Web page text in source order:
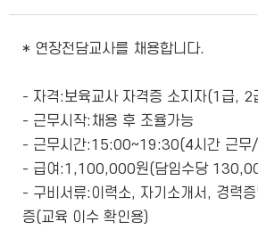
* 연장전담교사를 채용합니다.
- 자격:보육교사 자격증 소지자(1급, 2
- 근무시작:채용 후 조율가능
- 근무시간:15:00~19:30(4시간 근무
- 급여:1,100,000원(담임수당
- 구비서류:이력소, 자기소개서, 경력
증(교육 이수 확인용)